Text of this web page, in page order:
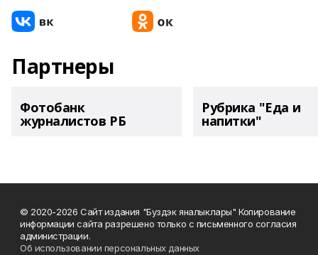
Партнеры
Фотобанк
журналистов РБ
Рубрика "Еда и
напитки"
© 2020-2026 Сайт издания "Буздэк яналыклары" Копирование
информации сайта разрешено только с письменного согласия
администрации.
Об использовании персональных данных